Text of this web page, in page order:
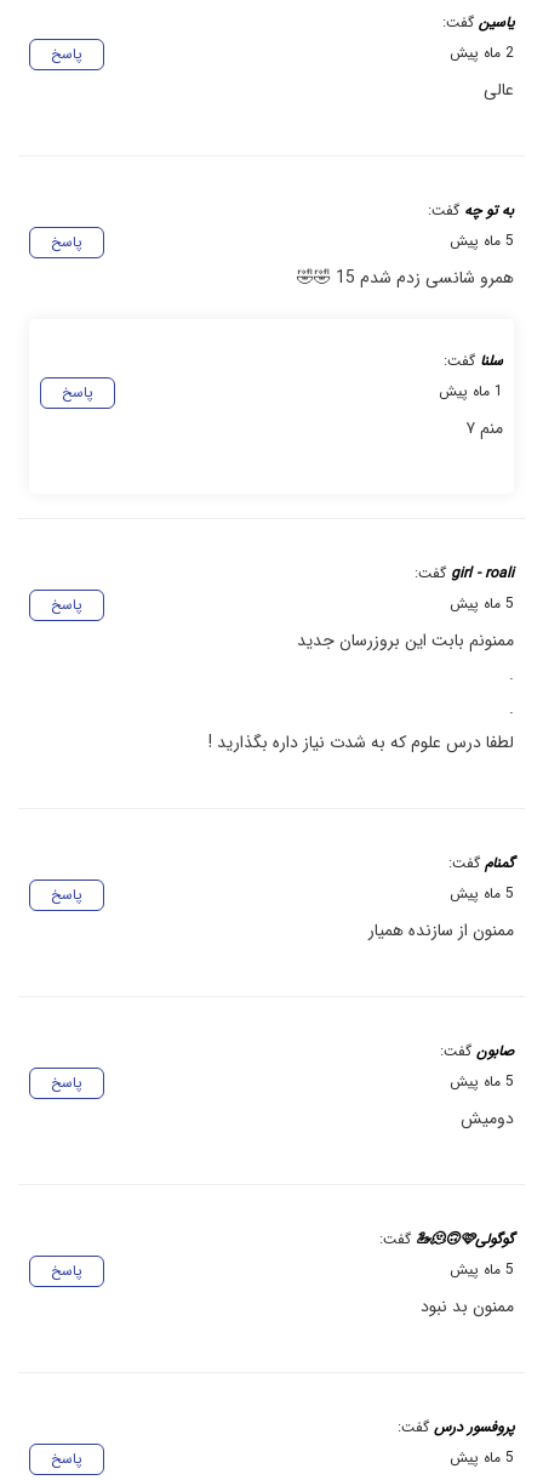
یاسین گفت:
پاسخ
2 ماه پیش
عالی
به تو چه گفت:
پاسخ
5 ماه پیش
همرو شانسی زدم شدم 15 🤣🤣
سلنا گفت:
پاسخ
1 ماه پیش
منم ۷
girl - roali گفت:
پاسخ
5 ماه پیش
ممنونم بابت این بروزرسان جدید
.
.
لطفا درس علوم که به شدت نیاز داره بگذارید !
گمنام گفت:
پاسخ
5 ماه پیش
ممنون از سازنده همیار
صابون گفت:
پاسخ
5 ماه پیش
دومیش
گوگولی🫠🙃🩷🦢
گفت:
پاسخ
5 ماه پیش
ممنون بد نبود
پروفسور درس گفت:
پاسخ
5 ماه پیش